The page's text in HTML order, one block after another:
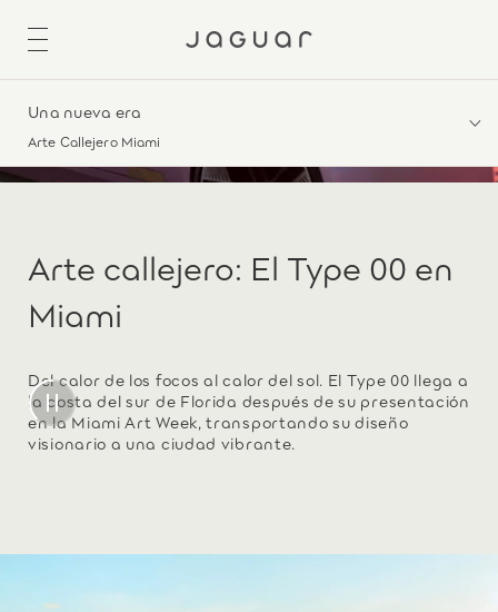
Una nueva era
Arte Callejero Miami
Arte callejero: El Type 00 en
Miami
Del calor de los focos al calor del sol. El Type 00 llega a
la costa del sur de Florida después de su presentación
en la Miami Art Week, transportando su diseño
visionario a una ciudad vibrante.